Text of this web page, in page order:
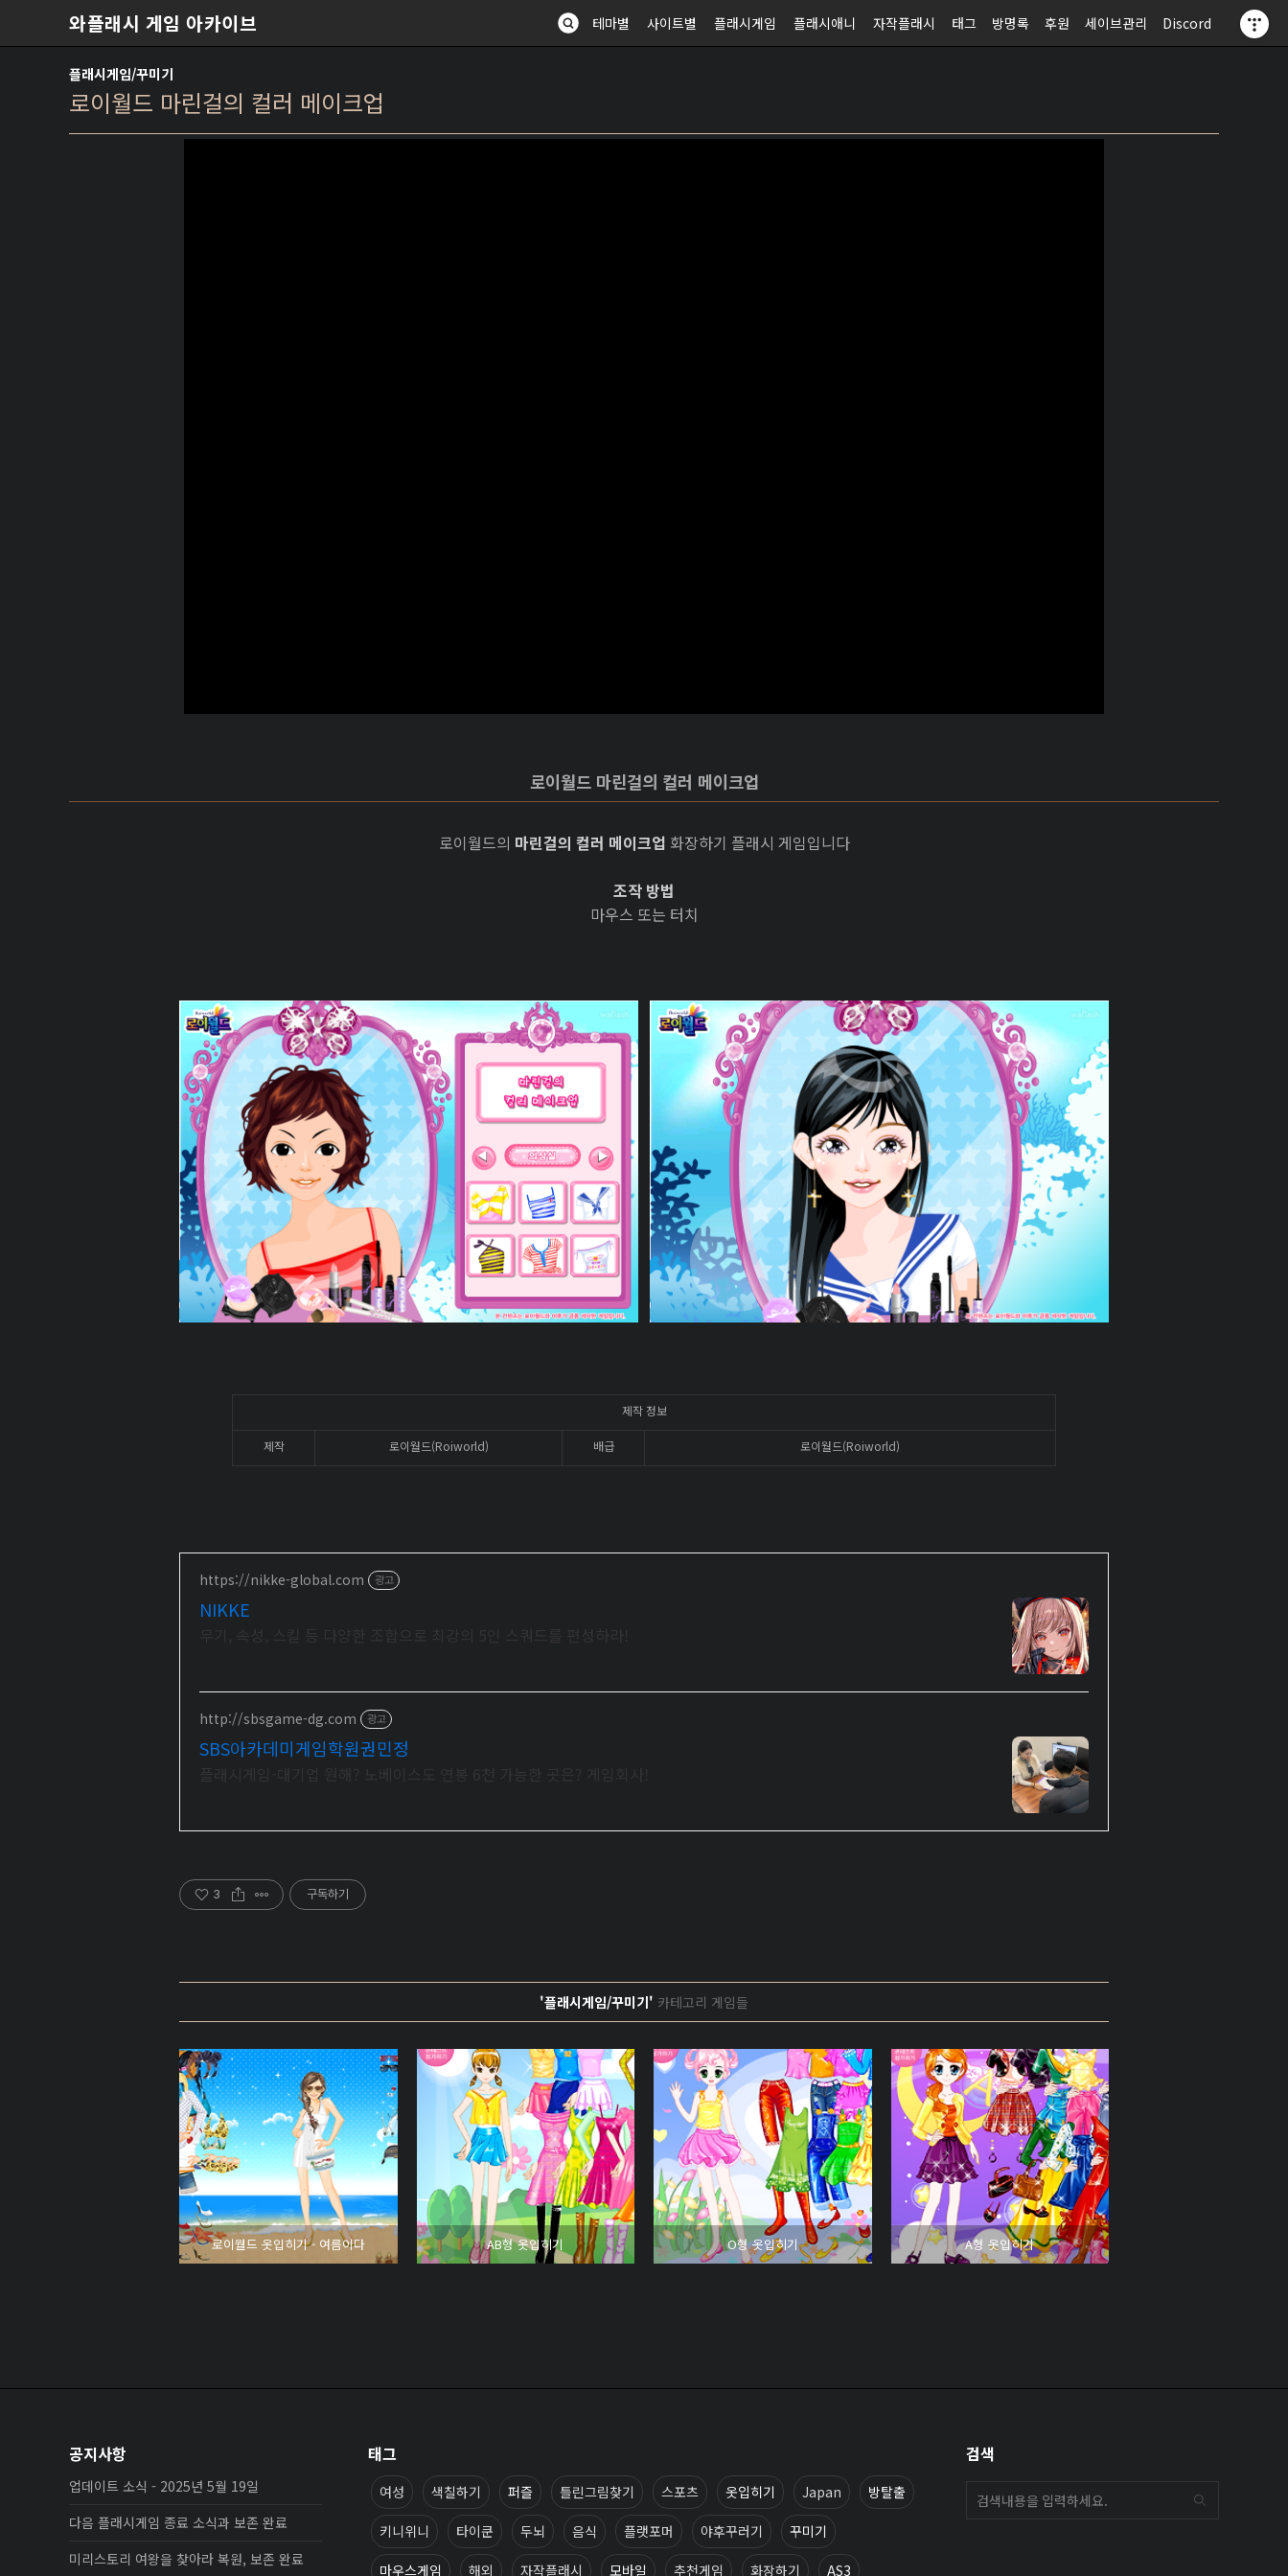
와플래시 게임 아카이브 테마별 사이트별 플래시게임 플래시애니 자작플래시 태그 방명록 후원 세이브관리 Discord
플래시게임/꾸미기
로이월드 마린걸의 컬러 메이크업
로이월드 마린걸의 컬러 메이크업
로이월드의 마린걸의 컬러 메이크업 화장하기 플래시 게임입니다
조작 방법
마우스 또는 터치
제작 정보
제작 로이월드(Roiworld) 배급 로이월드(Roiworld)
https://nikke-global.com 광고
NIKKE
http://sbsgame-dg.com 광고
SBS아카데미게임학원권민정
3 구독하기
'플래시게임/꾸미기' 카테고리 게임들
로이월드 옷입히기 - 여름이다 AB형 옷입히기 O형 옷입히기 A형 옷입히기
공지사항
업데이트 소식 - 2025년 5월 19일
다음 플래시게임 종료 소식과 보존 완료
미리스토리 여왕을 찾아라 복원, 보존 완료
태그
여성 색칠하기 퍼즐 틀린그림찾기 스포츠 옷입히기 Japan 방탈출
키니위니 타이쿤 두뇌 음식 플랫포머 야후꾸러기 꾸미기
마우스게임 해외 자작플래시 모바일 추천게임 화장하기 AS3
검색